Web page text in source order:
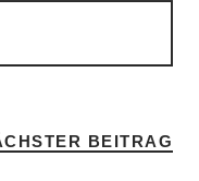
BEITRAG